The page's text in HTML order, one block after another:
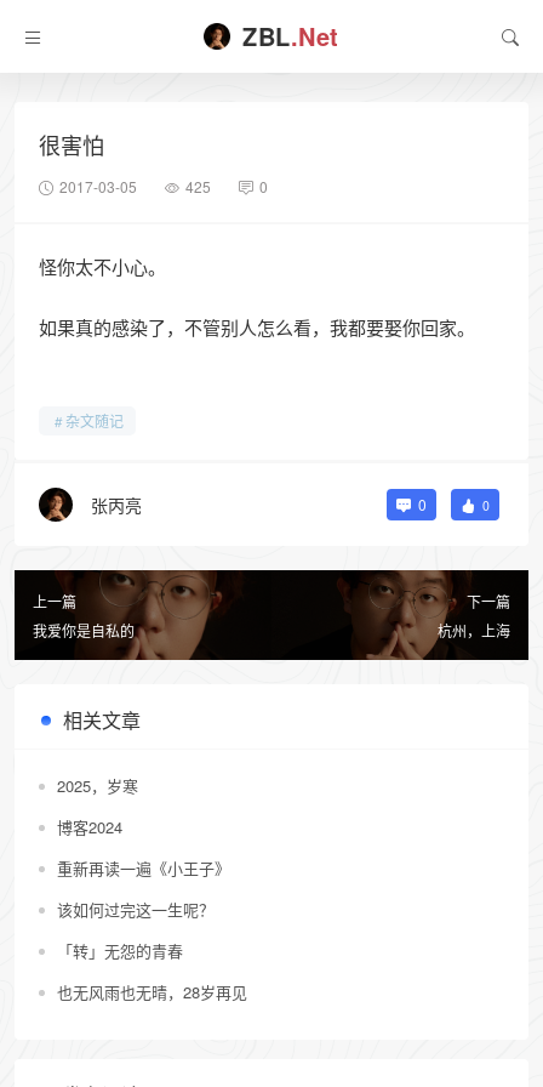
ZBL.Net
很害怕
2017-03-05 425 0
怪你太不小心。
如果真的感染了，不管别人怎么看，我都要娶你回家。
杂文随记
张丙亮 0 0
上一篇
我爱你是自私的
下一篇
杭州，上海
相关文章
2025，岁寒
博客2024
重新再读一遍《小王子》
该如何过完这一生呢？
「转」无怨的青春
也无风雨也无晴，28岁再见